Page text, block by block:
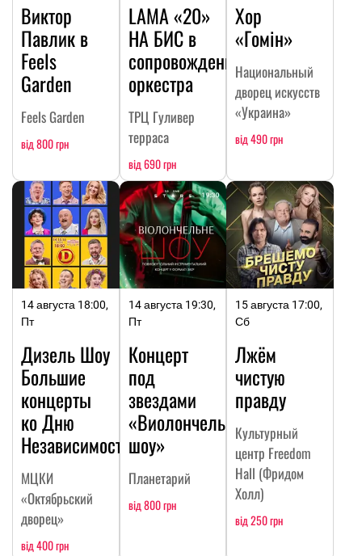
Виктор
Павлик в
Feels
Garden
Feels Garden
від 800 грн
LAMA «20»
НА БИC в
сопровождении
оркестра
ТРЦ Гуливер
терраса
від 690 грн
Хор
«Гомін»
Национальный
дворец искусств
«Украина»
від 490 грн
14 августа 18:00,
Пт
Дизель Шоу
Большие
концерты
ко Дню
Независимости
МЦКИ
«Октябрьский
дворец»
від 400 грн
14 августа 19:30,
Пт
Концерт
под
звездами
«Виолончельное
шоу»
Планетарий
від 800 грн
15 августа 17:00,
Сб
Лжём
чистую
правду
Культурный
центр Freedom
Hall (Фридом
Холл)
від 250 грн